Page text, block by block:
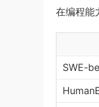
在编程能
SWE-